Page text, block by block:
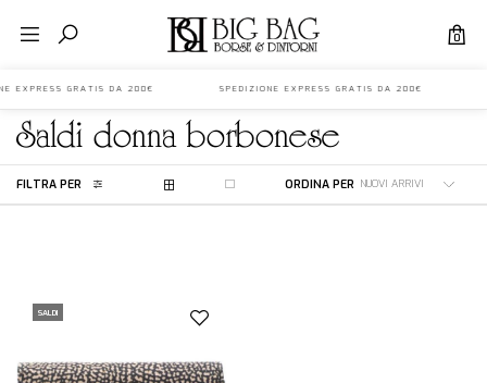
0
EXPRESS GRATIS DA 200€ SPEDIZIONE EXPRESS GRATIS DA
saldi donnaborbonese
FILTRA PER ORDINA PER
SALDI